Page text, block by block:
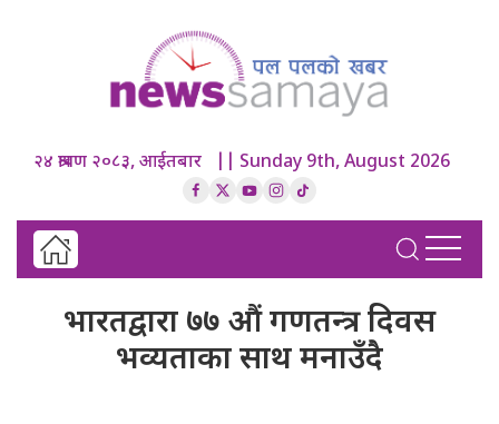
२४ श्रावण २०८३, आईतबार || Sunday 9th, August 2026
भारतद्वारा ७७ औं गणतन्त्र दिवस
भव्यताका साथ मनाउँदै